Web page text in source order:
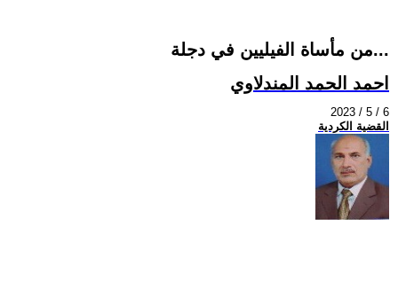
من مأساة الفيليين في دجلة...
احمد الحمد المندلاوي
2023 / 5 / 6
القضية الكردية